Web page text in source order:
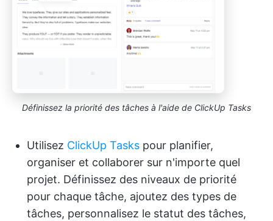
Définissez la priorité des tâches à l'aide de ClickUp Tasks
Utilisez ClickUp Tasks pour planifier,
organiser et collaborer sur n'importe quel
projet. Définissez des niveaux de priorité
pour chaque tâche, ajoutez des types de
tâches, personnalisez le statut des tâches,